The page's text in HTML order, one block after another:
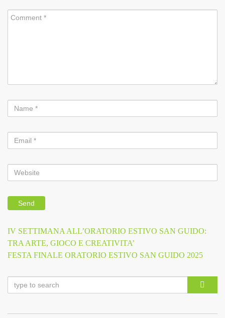
Navigazione
articoli
Previous
Post
IV SETTIMANA ALL’ORATORIO ESTIVO SAN GUIDO:
TRA ARTE, GIOCO E CREATIVITA’
Next
FESTA FINALE ORATORIO ESTIVO SAN GUIDO 2025